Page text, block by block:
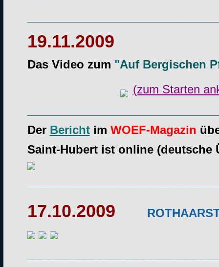
19.11.2009
Das Video zum "Auf Bergischen
(zum Starten
Der Berichtim WOEF-Magazin
Saint-Hubert ist online (deutsche
17.10.2009